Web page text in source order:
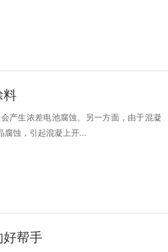
料
产生浓差电池腐蚀。另一方面，由于混凝
腐蚀，引起混凝上开...
帮手